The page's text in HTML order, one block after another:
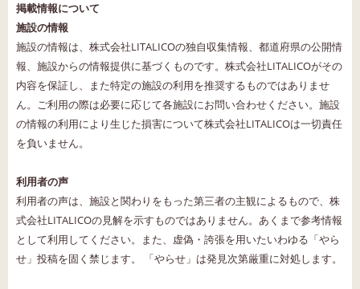
掲載情報について
施設の情報
施設の情報は、株式会社LITALICOの独自収集情報、都道府県の公開情
報、施設からの情報提供に基づくものです。株式会社LITALICOがその
内容を保証し、また特定の施設の利用を推奨するものではありませ
ん。ご利用の際は必要に応じて各施設にお問い合わせください。施設
の情報の利用により生じた損害について株式会社LITALICOは一切責任
を負いません。
利用者の声
利用者の声は、施設と関わりをもった第三者の主観によるもので、株
式会社LITALICOの見解を示すものではありません。あくまで参考情報
として利用してください。また、虚偽・誇張を用いたいわゆる「やら
せ」投稿を固く禁じます。 「やらせ」は発見次第厳重に対処します。